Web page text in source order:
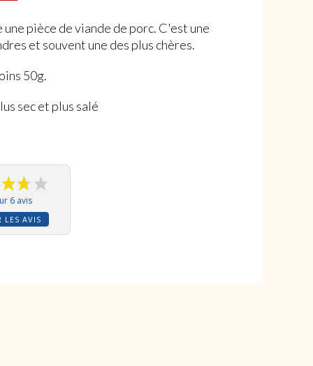
pièce de viande de porc. C'est une
et souvent une des plus chères.
50g.
sec et plus salé
6 avis
LES AVIS